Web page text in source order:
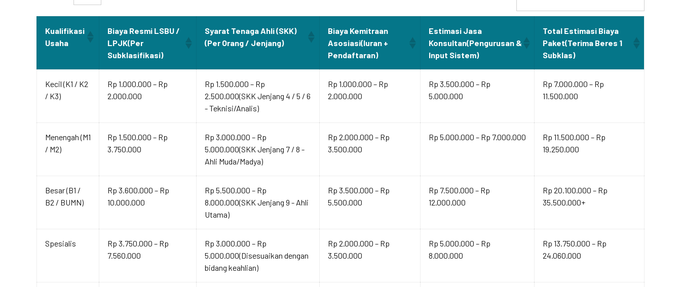
Kualifikasi
Usaha
Biaya Resmi LSBU /
LPJK(Per
Subklasifikasi)
Syarat Tenaga Ahli (SKK)
(Per Orang / Jenjang)
Biaya Kemitraan
Asosiasi(Iuran +
Pendaftaran)
Estimasi Jasa
Konsultan(Pengurusan &
Input Sistem)
Total Estimasi Biaya
Paket(Terima Beres 1
Subklas)
Kecil (K1 / K2
/ K3)
Rp 1.000.000 – Rp
2.000.000
Rp 1.500.000 – Rp
2.500.000(SKK Jenjang 4 / 5 / 6
- Teknisi/Analis)
Rp 1.000.000 – Rp
2.000.000
Rp 3.500.000 – Rp
5.000.000
Rp 7.000.000 – Rp
11.500.000
Menengah (M1
/ M2)
Rp 1.500.000 – Rp
3.750.000
Rp 3.000.000 – Rp
5.000.000(SKK Jenjang 7 / 8 -
Ahli Muda/Madya)
Rp 2.000.000 – Rp
3.500.000
Rp 5.000.000 – Rp 7.000.000
Rp 11.500.000 – Rp
19.250.000
Besar (B1 /
B2 / BUMN)
Rp 3.600.000 – Rp
10.000.000
Rp 5.500.000 – Rp
8.000.000(SKK Jenjang 9 - Ahli
Utama)
Rp 3.500.000 – Rp
5.500.000
Rp 7.500.000 – Rp
12.000.000
Rp 20.100.000 – Rp
35.500.000+
Spesialis
Rp 3.750.000 – Rp
7.560.000
Rp 3.000.000 – Rp
5.000.000(Disesuaikan dengan
bidang keahlian)
Rp 2.000.000 – Rp
3.500.000
Rp 5.000.000 – Rp
8.000.000
Rp 13.750.000 – Rp
24.060.000